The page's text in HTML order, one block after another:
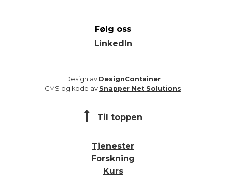
Følg oss
LinkedIn
Design av DesignContainer
CMS og kode av Snapper Net Solutions
Til toppen
Tjenester
Forskning
Kurs